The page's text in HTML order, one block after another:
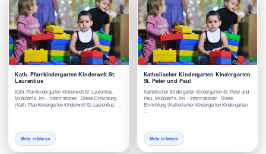
Kath. Pfarrkindergarten Kinderwelt St.
Laurentius
Kath. Pfarrkindergarten Kinderwelt St. Laurentius,
Mühldorf a. Inn - Informationen Diese Einrichtung
(Kath. Pfarrkindergarten Kinderwelt St. Laurentius) …
Mehr erfahren
Katholischer Kindergarten Kindergarten
St. Peter und Paul
Katholischer Kindergarten Kindergarten St. Peter und
Paul, Mühldorf a. Inn - Informationen Diese
Einrichtung (Katholischer Kindergarten Kindergarten
Mehr erfahren